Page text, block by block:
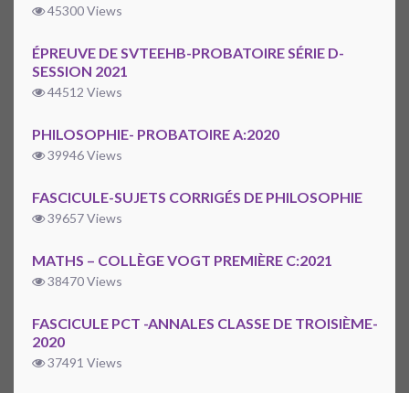
45300 Views
ÉPREUVE DE SVTEEHB-PROBATOIRE SÉRIE D-
SESSION 2021
44512 Views
PHILOSOPHIE- PROBATOIRE A:2020
39946 Views
FASCICULE-SUJETS CORRIGÉS DE PHILOSOPHIE
39657 Views
MATHS – COLLÈGE VOGT PREMIÈRE C:2021
38470 Views
FASCICULE PCT -ANNALES CLASSE DE TROISIÈME-
2020
37491 Views